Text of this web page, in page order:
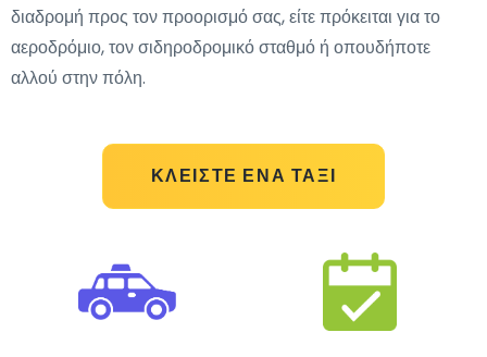
ΚΛΕΊΣΤΕ ΈΝΑ ΤΑΞΊ
διαδρομή προς τον προορισμό σας, είτε πρόκειται για το
αεροδρόμιο, τον σιδηροδρομικό σταθμό ή οπουδήποτε
αλλού στην πόλη.